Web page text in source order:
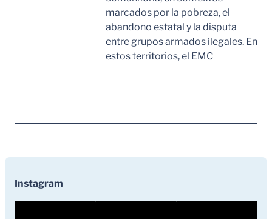
marcados por la pobreza, el
abandono estatal y la disputa
entre grupos armados ilegales. En
estos territorios, el EMC
Instagram